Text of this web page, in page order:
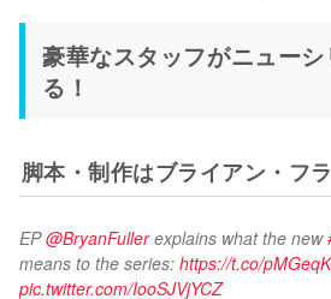
豪華なスタッフがニュー
る！
脚本・制作はブライアン・フ
EP @BryanFuller explains what the new
means to the series: https://t.co/
pic.twitter.com/IooSJVjYCZ